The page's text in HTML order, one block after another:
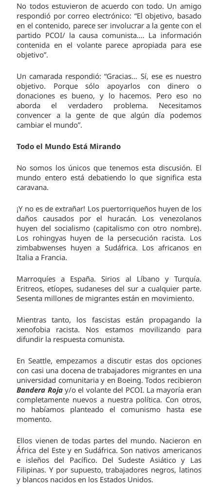
No todos estuvieron de acuerdo con todo. Un amigo
respondió por correo electrónico: “El objetivo, basado
en el contenido, parece ser involucrar a la gente con el
partido PCOI/ la causa comunista…. La información
contenida en el volante parece apropiada para ese
objetivo”.
Un camarada respondió: “Gracias… Sí, ese es nuestro
objetivo. Porque sólo apoyarlos con dinero o
donaciones es bueno, y lo hacemos. Pero eso no
aborda el verdadero problema. Necesitamos
convencer a la gente de que algún día podemos
cambiar el mundo”.
Todo el Mundo Está Mirando
No somos los únicos que tenemos esta discusión. El
mundo entero está debatiendo lo que significa esta
caravana.
¡Y no es de extrañar! Los puertorriqueños huyen de los
daños causados por el huracán. Los venezolanos
huyen del socialismo (capitalismo con otro nombre).
Los rohingyas huyen de la persecución racista. Los
zimbabwenses huyen a Sudáfrica. Los africanos en
Italia a Francia.
Marroquíes a España. Sirios al Líbano y Turquía.
Eritreos, etíopes, sudaneses del sur a cualquier parte.
Sesenta millones de migrantes están en movimiento.
Mientras tanto, los fascistas están propagando la
xenofobia racista. Nos estamos movilizando para
difundir la respuesta comunista.
En Seattle, empezamos a discutir estas dos opciones
con casi una docena de trabajadores migrantes en una
universidad comunitaria y en Boeing. Todos recibieron
Bandera Rojay/o el volante del PCOI. La mayoría eran
completamente nuevos a nuestra política. Con otros,
no habíamos planteado el comunismo hasta ese
momento.
Ellos vienen de todas partes del mundo. Nacieron en
África del Este y en Sudáfrica. Son nativos americanos
e isleños del Pacífico. Del Sudeste Asiático y Las
Filipinas. Y por supuesto, trabajadores negros, latinos
y blancos nacidos en los Estados Unidos.